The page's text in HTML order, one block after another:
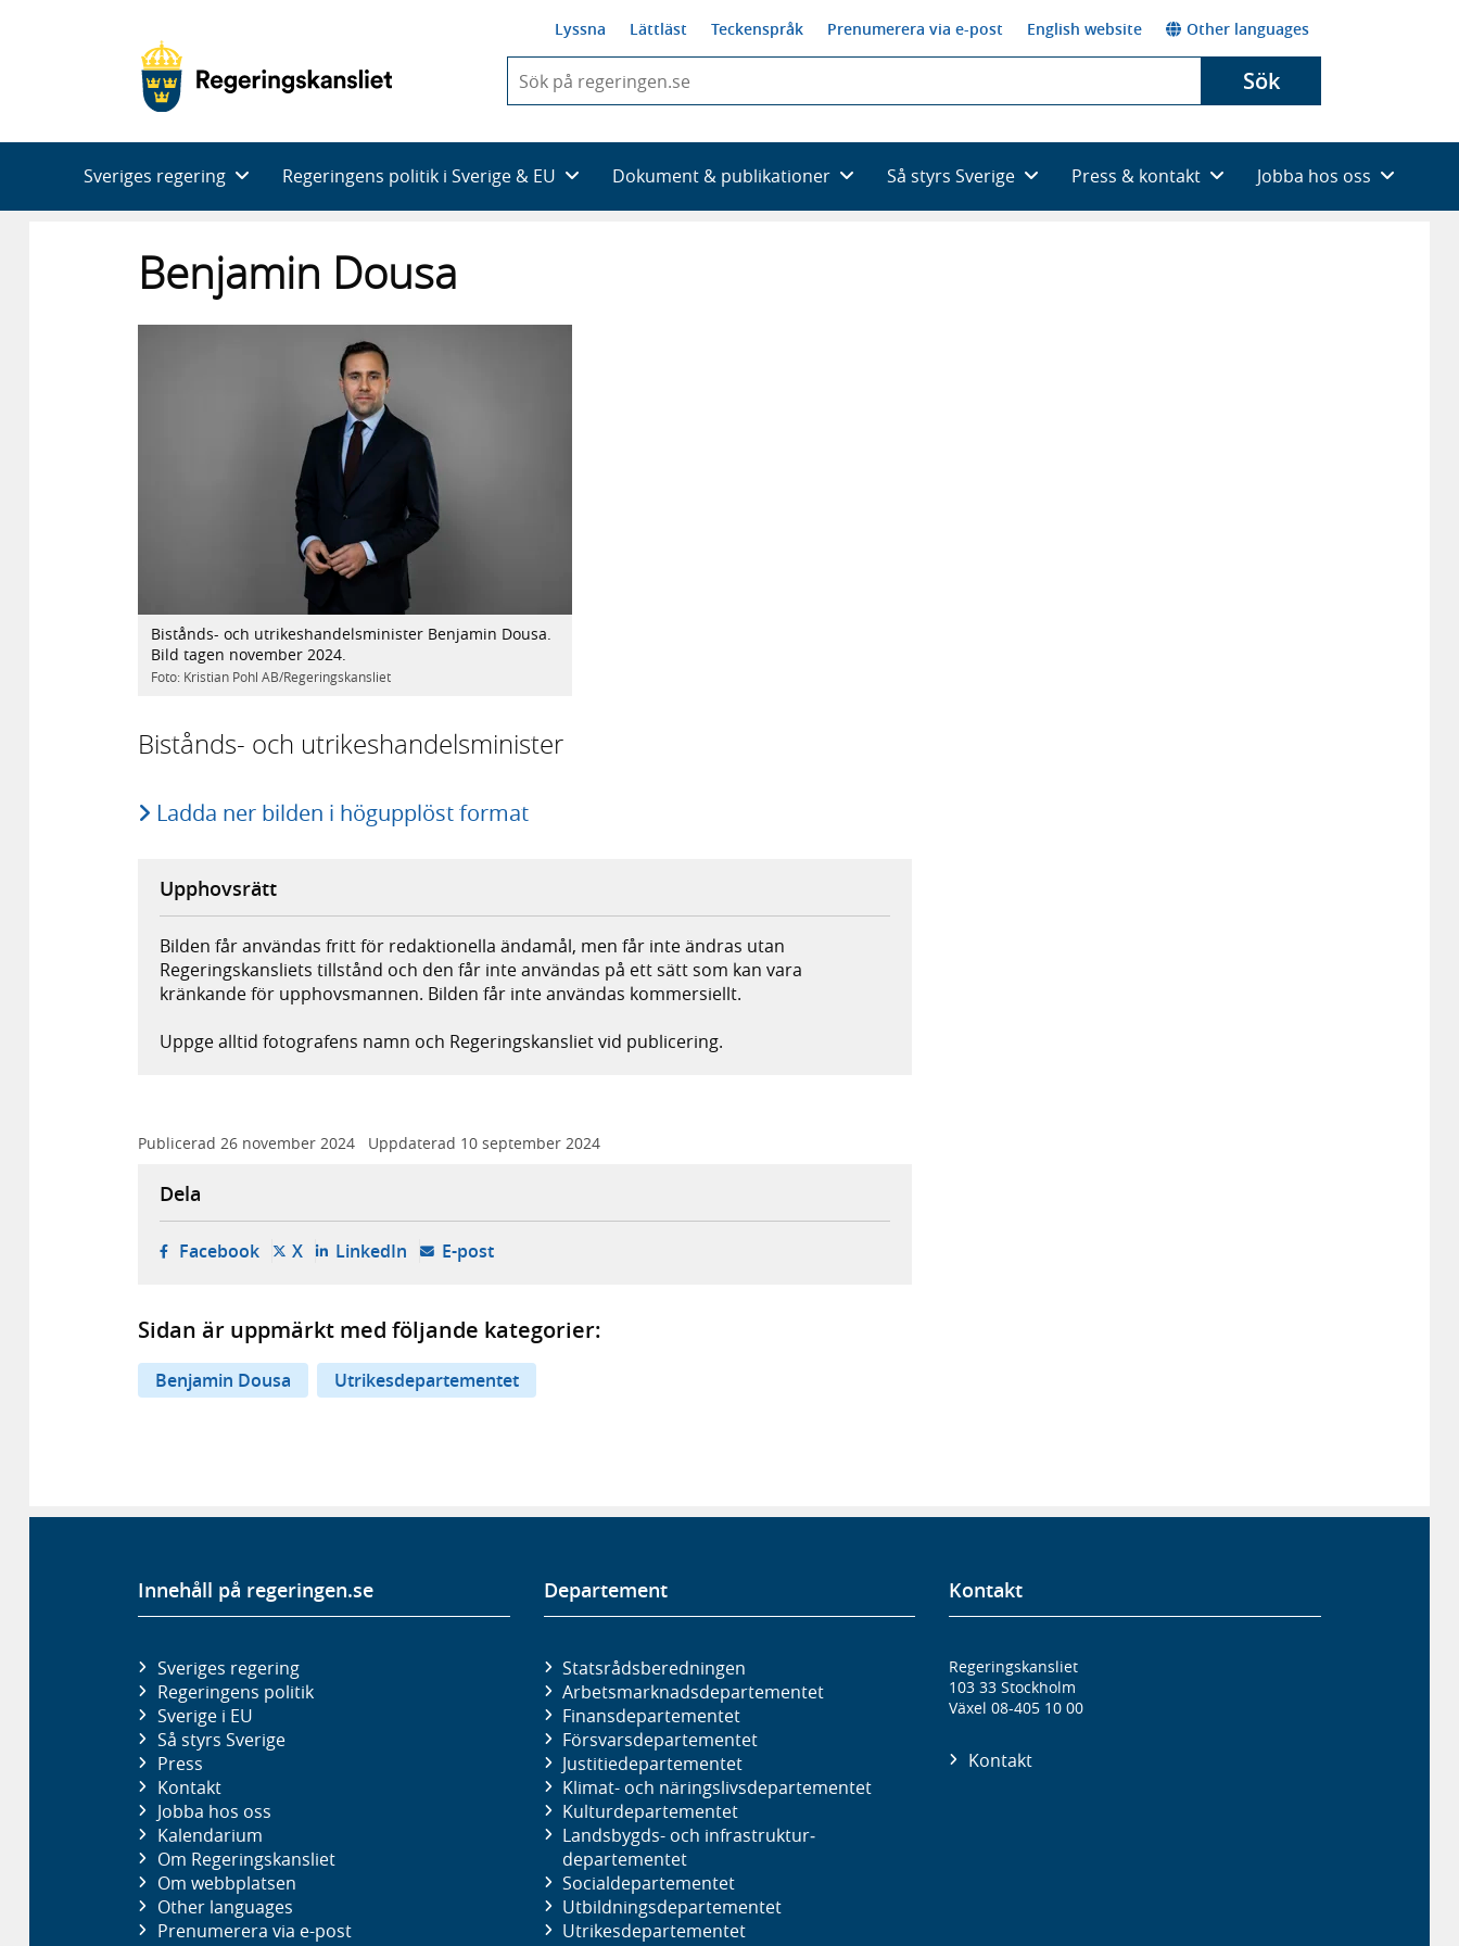
Lyssna Lättläst Teckenspråk Prenumerera via e-post English website Other languages
du
skriva
framträder
en
Sök
Sveriges regering Regeringens politik i Sverige & EU Dokument & publikationer Så styrs Sverige Press & kontakt Jobba hos oss
Benjamin Dousa
Bistånds- och utrikeshandelsminister Benjamin Dousa.
Bild tagen november 2024.
Foto: Kristian Pohl AB/Regeringskansliet
Bistånds- och utrikeshandelsminister
Ladda ner bilden i högupplöst format
Upphovsrätt
Bilden får användas fritt för redaktionella ändamål, men får inte ändras utan
Regeringskansliets tillstånd och den får inte användas på ett sätt som kan vara
kränkande för upphovsmannen. Bilden får inte användas kommersiellt.
Uppge alltid fotografens namn och Regeringskansliet vid publicering.
Publicerad 26 november 2024 Uppdaterad 10 september 2024
Dela
Facebook- öppnas i ny flik, extern webbplats,
X- öppnas i ny flik, extern webbplats,
LinkedIn- öppnas i ny flik, extern webbplats,
E-post- öppnar din e-postklient,
Sidan är uppmärkt med följande kategorier:
Benjamin Dousa Utrikesdepartementet
Innehåll på regeringen.se
Sveriges regering
Regeringens politik
Sverige i EU
Så styrs Sverige
Press
Kontakt
Jobba hos oss
Kalendarium
Om Regeringskansliet
Om webbplatsen
Other languages
Prenumerera via e-post
Departement
Statsrådsberedningen
Arbetsmarknads­departementet
Finans­departementet
Försvars­departementet
Justitie­departementet
Klimat- och näringslivs­departementet
Kultur­departementet
Landsbygds- och infrastruktur­
departementet
Social­departementet
Utbildnings­departementet
Utrikes­departementet
Kontakt
Regeringskansliet
103 33 Stockholm
Växel 08-405 10 00
Kontakt